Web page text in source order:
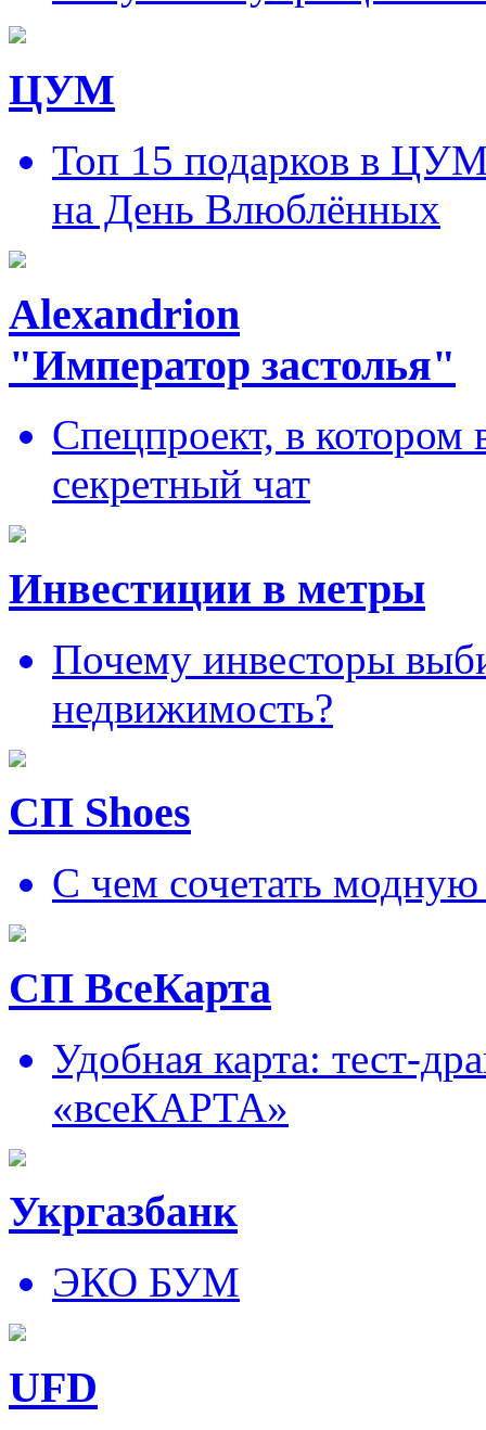
ЦУМ
Топ 15 подарков в
на День Влюблённых
Alexandrion
"Император застолья"
Спецпроект, в котором
секретный чат
Инвестиции в метры
Почему инвесторы
недвижимость?
СП Shoes
С чем сочетать модную
СП ВсеКарта
Удобная карта: тест-
«всеКАРТА»
Укргазбанк
ЭКО БУМ
UFD